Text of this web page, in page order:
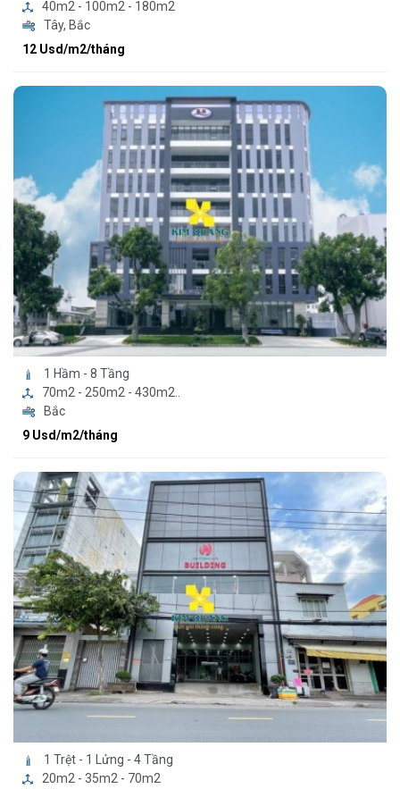
40m2 - 100m2 - 180m2
Tây, Bắc
12 Usd/m2/tháng
1 Hầm - 8 Tầng
70m2 - 250m2 - 430m2..
Bắc
9 Usd/m2/tháng
1 Trệt - 1 Lửng - 4 Tầng
20m2 - 35m2 - 70m2